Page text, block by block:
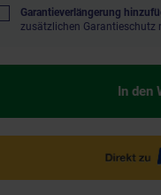
Garantieverlängerung
zusätzlichen Garantieschutz
In den